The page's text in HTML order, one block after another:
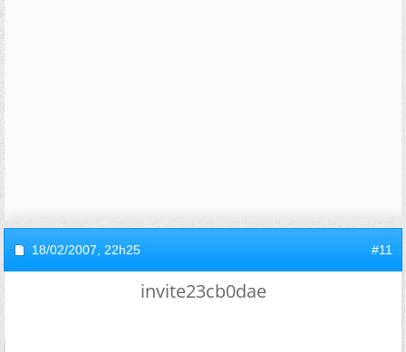
18/02/2007, 22h25 #11
invite23cb0dae